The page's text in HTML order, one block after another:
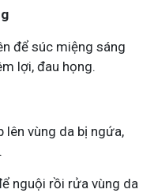
để súc miệng sáng
lợi, đau họng.
lên vùng da bị ngứa,
nguội rồi rửa vùng da